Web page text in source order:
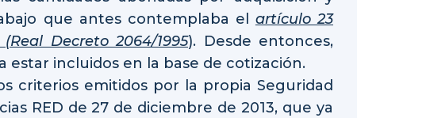
que antes contemplaba el artículo 23
Decreto 2064/1995). Desde entonces,
estar incluidos en la base de cotización.
criterios emitidos por la propia Seguridad
RED de 27 de diciembre de 2013, que ya